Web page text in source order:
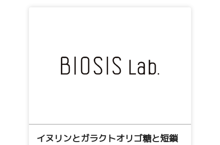
イヌリンとガラクトオリゴ糖と短鎖